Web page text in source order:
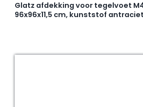
Glatz afdekking voor tegelvoet M4
96x96x11,5 cm, kunststof antraciet